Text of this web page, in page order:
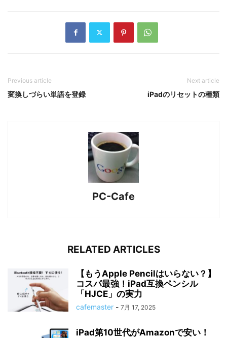
Previous article
変換しづらい単語を登録
Next article
iPadのリセットの種類
PC-Cafe
RELATED ARTICLES
【もうApple Pencilはいらない？】
コスパ最強！iPad互換ペンシル
「HJCE」の実力
cafemaster - 7月 17, 2025
iPad第10世代がAmazonで安い！